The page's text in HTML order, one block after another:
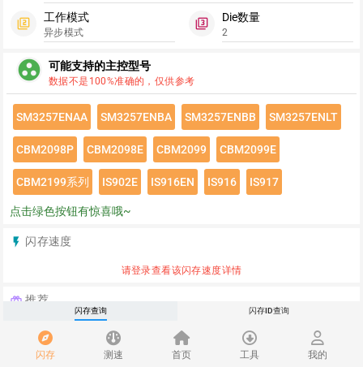
闪存 测速 首页 工具 我的
filter_2
工作模式
异步模式
filter_3
Die数量
2
group_work 可能支持的主控型号
数据不是100%准确的，仅供参考
SM3257ENAA SM3257ENBA SM3257ENBB SM3257ENLT
CBM2098P CBM2098E CBM2099 CBM2099E
CBM2199系列 IS902E IS916EN IS916 IS917
点击绿色按钮有惊喜哦~
flash_on 闪存速度
请登录查看该闪存速度详情
redeem 推荐
闪存查询 闪存ID查询